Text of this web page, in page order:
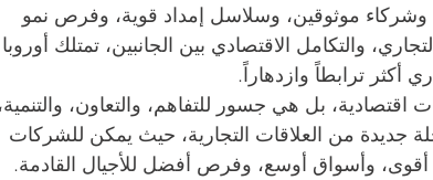
موثوقين، وسلاسل إمداد قوية، وفرص نمو
والتكامل الاقتصادي بين الجانبين، تمتلك
أكثر ترابطاً وازدهاراً.
اقتصادية، بل هي جسور للتفاهم، والتعاون،
جديدة من العلاقات التجارية، حيث يمكن للشركات
أقوى، وأسواق أوسع، وفرص أفضل للأجيال القادمة.